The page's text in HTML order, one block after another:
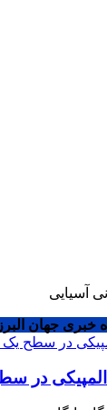
آسیایی
خبری جهان البرز